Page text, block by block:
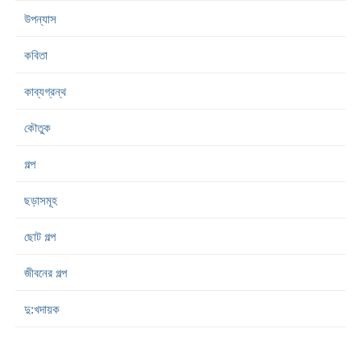
উপন্যাস
কবিতা
কাব্যগ্রন্থ
কৌতুক
গল্প
ছড়াসমূহ
ছোট গল্প
জীবনের গল্প
দু:খদায়ক